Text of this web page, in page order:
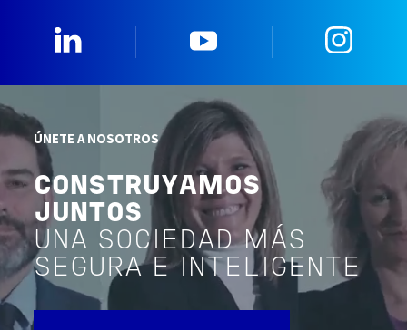
ÚNETE A NOSOTROS
CONSTRUYAMOS
JUNTOS
UNA SOCIEDAD MÁS
SEGURA E INTELIGENTE